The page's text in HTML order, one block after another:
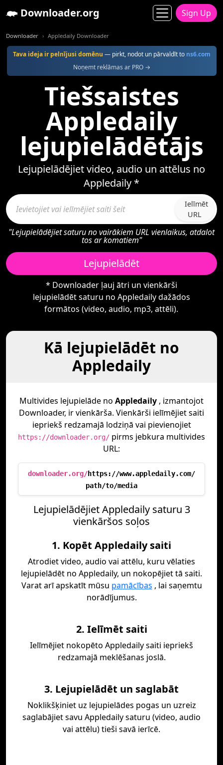
Downloader.org Sign Up
Downloader Appledaily Downloader
Tava ideja ir pelnījusi domēnu — pirkt, nodot un pārvaldīt to ns6.com
Noņemt reklāmas ar PRO →
Tiešsaistes
Appledaily
lejupielādētājs
Lejupielādējiet video, audio un attēlus no
Appledaily *
Ielīmēt
URL
"Lejupielādējiet saturu no vairākiem URL vienlaikus, atdalot
tos ar komatiem"
Lejupielādēt
* Downloader ļauj ātri un vienkārši
lejupielādēt saturu no Appledaily dažādos
formātos (video, audio, mp3, attēli).
Kā lejupielādēt no
Appledaily
Multivides lejupielāde no Appledaily , izmantojot
Downloader, ir vienkārša. Vienkārši ielīmējiet saiti
iepriekš redzamajā lodziņā vai pievienojiet
https://downloader.org/ pirms jebkura multivides
URL:
downloader.org/https://www.appledaily.com/
path/to/media
Lejupielādējiet Appledaily saturu 3
vienkāršos soļos
1. Kopēt Appledaily saiti
Atrodiet video, audio vai attēlu, kuru vēlaties
lejupielādēt no Appledaily, un nokopējiet tā saiti.
Varat arī apskatīt mūsu pamācības , lai saņemtu
norādījumus.
2. Ielīmēt saiti
Ielīmējiet nokopēto Appledaily saiti iepriekš
redzamajā meklēšanas joslā.
3. Lejupielādēt un saglabāt
Noklikšķiniet uz lejupielādes pogas un uzreiz
saglabājiet savu Appledaily saturu (video, audio
vai attēlu) tieši savā ierīcē.